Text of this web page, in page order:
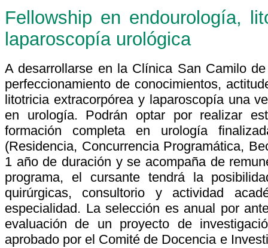
Fellowship en endourología,
laparoscopía urológica
A desarrollarse en la Clínica San Camilo
perfeccionamiento de conocimientos,
litotricia extracorpórea y laparoscopía una
en urología. Podrán optar por realizar
formación completa en urología
(Residencia, Concurrencia Programática,
1 año de duración y se acompaña de
programa, el cursante tendrá la
quirúrgicas, consultorio y actividad
especialidad. La selección es anual por
evaluación de un proyecto de
aprobado por el Comité de Docencia e